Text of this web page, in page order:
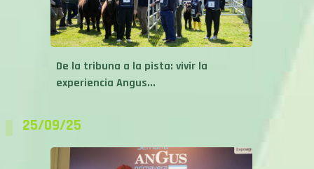
De la tribuna a la pista: vivir la
experiencia Angus...
25/09/25